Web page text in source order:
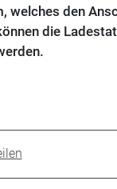
welches den
die